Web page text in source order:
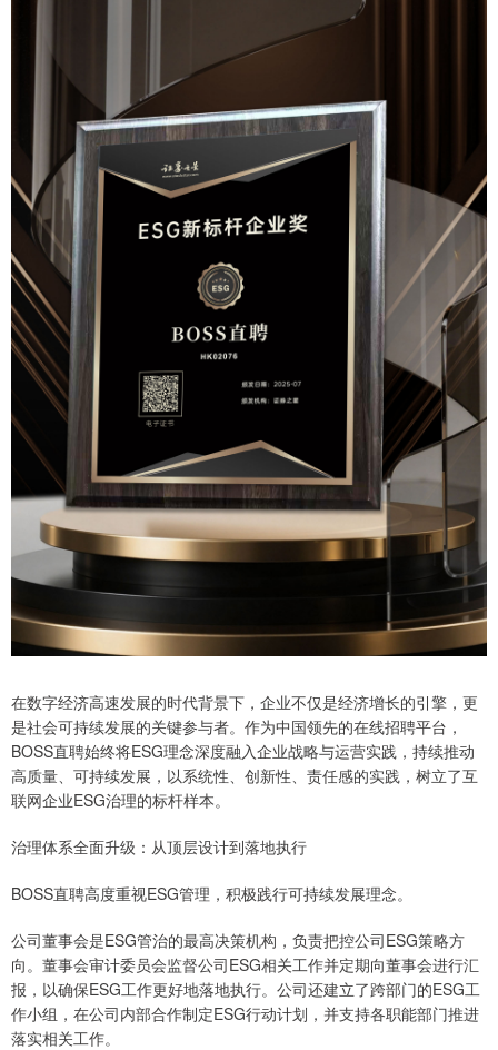
在数字经济高速发展的时代背景下，企业不仅是经济增长的引擎，更
是社会可持续发展的关键参与者。作为中国领先的在线招聘平台，
BOSS直聘始终将ESG理念深度融入企业战略与运营实践，持续推动
高质量、可持续发展，以系统性、创新性、责任感的实践，树立了互
联网企业ESG治理的标杆样本。
治理体系全面升级：从顶层设计到落地执行
BOSS直聘高度重视ESG管理，积极践行可持续发展理念。
公司董事会是ESG管治的最高决策机构，负责把控公司ESG策略方
向。董事会审计委员会监督公司ESG相关工作并定期向董事会进行汇
报，以确保ESG工作更好地落地执行。公司还建立了跨部门的ESG工
作小组，在公司内部合作制定ESG行动计划，并支持各职能部门推进
落实相关工作。